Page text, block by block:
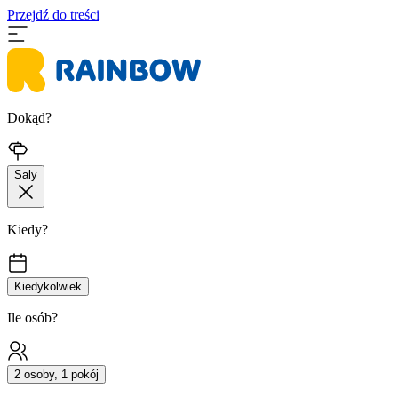
Przejdź do treści
Dokąd?
Saly
Kiedy?
Kiedykolwiek
Ile osób?
2 osoby, 1 pokój